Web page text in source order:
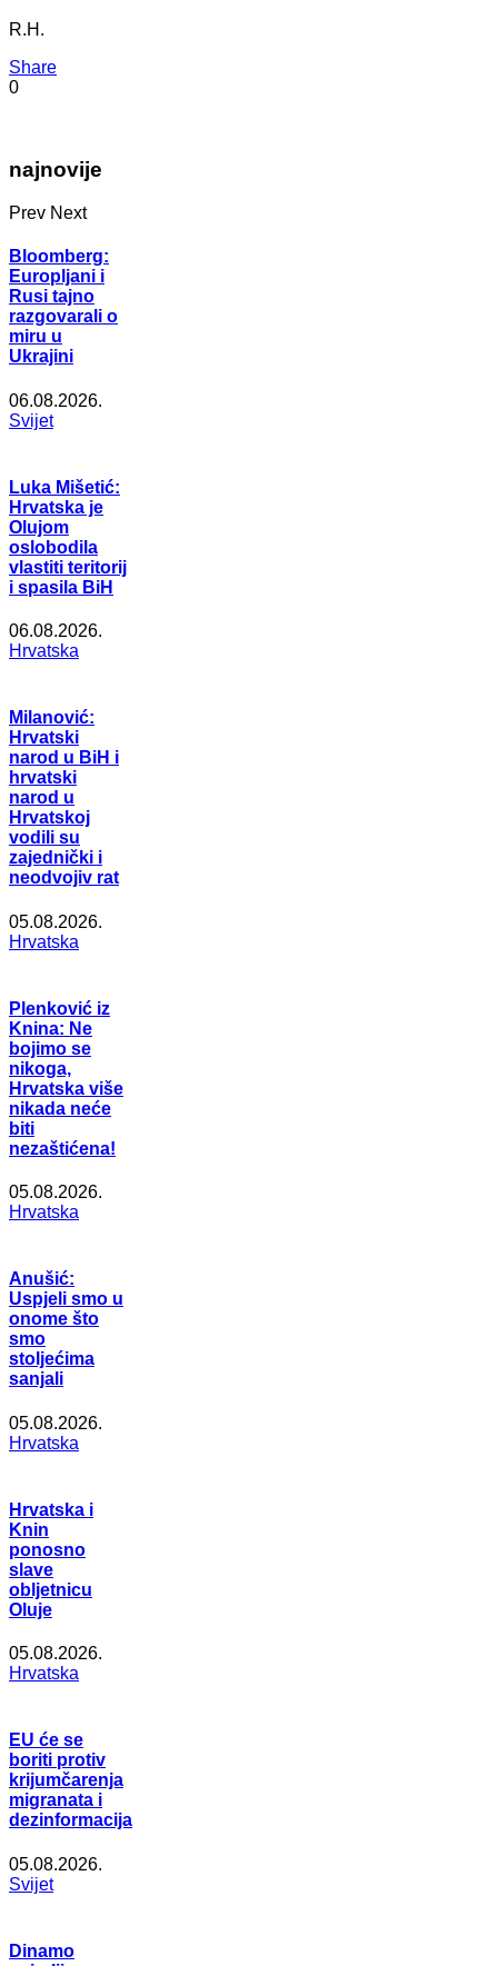
R.H.
Share
0
najnovije
Prev Next
Bloomberg:
Europljani i
Rusi tajno
razgovarali o
miru u
Ukrajini
06.08.2026.
Svijet
Luka Mišetić:
Hrvatska je
Olujom
oslobodila
vlastiti teritorij
i spasila BiH
06.08.2026.
Hrvatska
Milanović:
Hrvatski
narod u BiH i
hrvatski
narod u
Hrvatskoj
vodili su
zajednički i
neodvojiv rat
05.08.2026.
Hrvatska
Plenković iz
Knina: Ne
bojimo se
nikoga,
Hrvatska više
nikada neće
biti
nezaštićena!
05.08.2026.
Hrvatska
Anušić:
Uspjeli smo u
onome što
smo
stoljećima
sanjali
05.08.2026.
Hrvatska
Hrvatska i
Knin
ponosno
slave
obljetnicu
Oluje
05.08.2026.
Hrvatska
EU će se
boriti protiv
krijumčarenja
migranata i
dezinformacija
05.08.2026.
Svijet
Dinamo